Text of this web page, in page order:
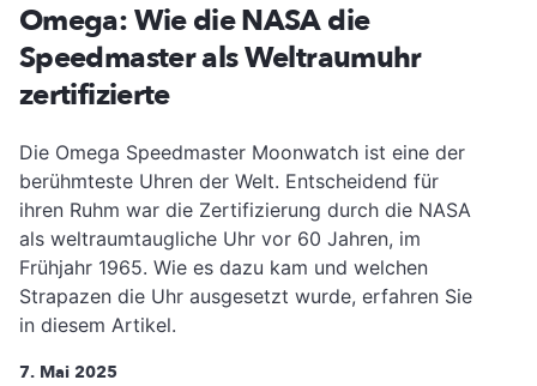
Omega: Wie die NASA die
Speedmaster als Weltraumuhr
zertifizierte
Die Omega Speedmaster Moonwatch ist eine der
berühmteste Uhren der Welt. Entscheidend für
ihren Ruhm war die Zertifizierung durch die NASA
als weltraumtaugliche Uhr vor 60 Jahren, im
Frühjahr 1965. Wie es dazu kam und welchen
Strapazen die Uhr ausgesetzt wurde, erfahren Sie
in diesem Artikel.
7. Mai 2025